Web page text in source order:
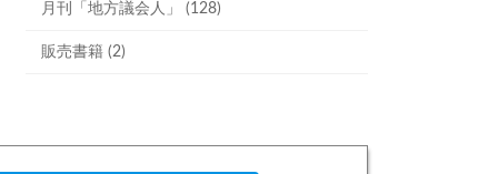
月刊「地方議会人」 (128)
販売書籍 (2)